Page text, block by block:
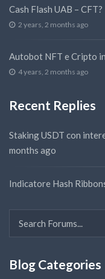
Cash Flash UAB – CFT?
2 years, 2 months ago
Autobot NFT e Cripto
4 years, 2 months ago
Recent Replies
Staking USDT con
months ago
Indicatore Hash
Blog Categories